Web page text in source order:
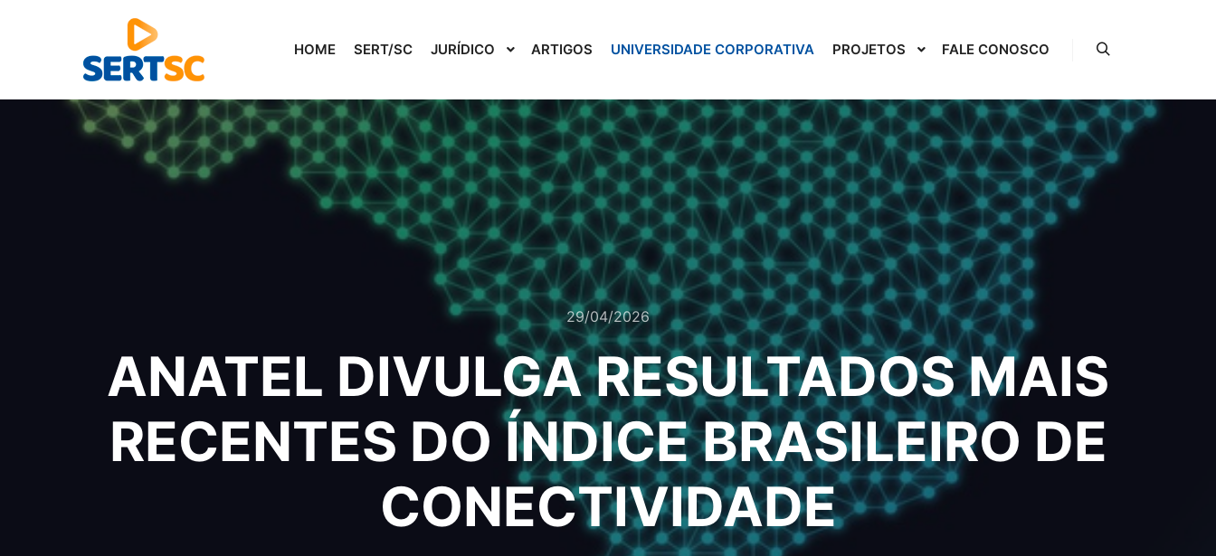
HOME SERT/SC JURÍDICO ARTIGOS UNIVERSIDADE CORPORATIVA PROJETOS FALE CONOSCO
29/04/2026
ANATEL DIVULGA RESULTADOS MAIS
RECENTES DO ÍNDICE BRASILEIRO DE
CONECTIVIDADE